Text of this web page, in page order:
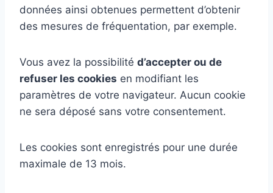
données ainsi obtenues permettent d’obtenir
des mesures de fréquentation, par exemple.
Vous avez la possibilité d’accepter ou de
refuser les cookies en modifiant les
paramètres de votre navigateur. Aucun cookie
ne sera déposé sans votre consentement.
Les cookies sont enregistrés pour une durée
maximale de 13 mois.